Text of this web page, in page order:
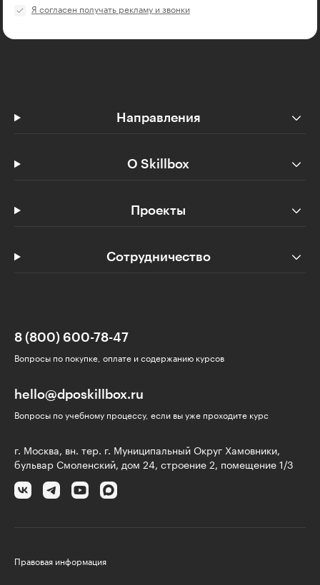
Я согласен получать рекламу и звонки
Направления
О Skillbox
Проекты
Сотрудничество
8 (800) 600-78-47
Вопросы по покупке, оплате и содержанию курсов
hello@dposkillbox.ru
Вопросы по учебному процессу, если вы уже проходите курс
г. Москва, вн. тер. г. Муниципальный Округ Хамовники,
бульвар Смоленский, дом 24, строение 2, помещение 1/3
Правовая информация